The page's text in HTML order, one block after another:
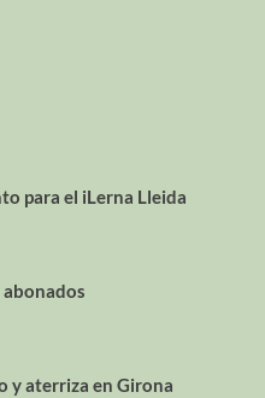
para el iLerna Lleida
abonados
y aterriza en Girona